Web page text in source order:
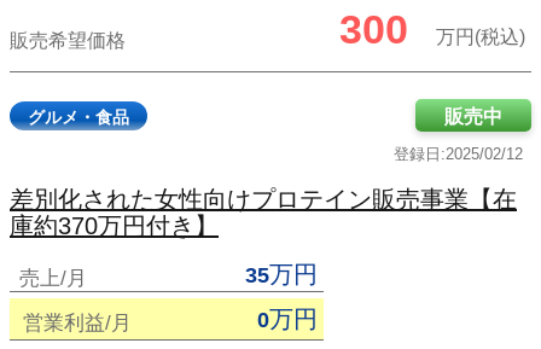
販売希望価格 300 万円(税込)
グルメ・食品
登録日:2025/02/12
販売中
差別化された女性向けプロテイン販売事業【在
庫約370万円付き】
売上/月 35万円
営業利益/月 0万円